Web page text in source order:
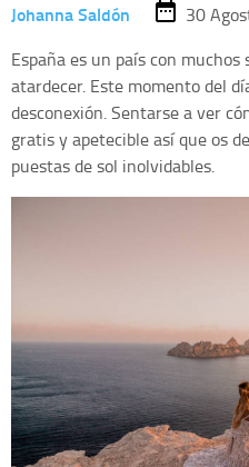
Johanna Saldón
30
España es un país con
atardecer. Este momento del
desconexión. Sentarse a ver
gratis y apetecible así que os
puestas de sol inolvidables.